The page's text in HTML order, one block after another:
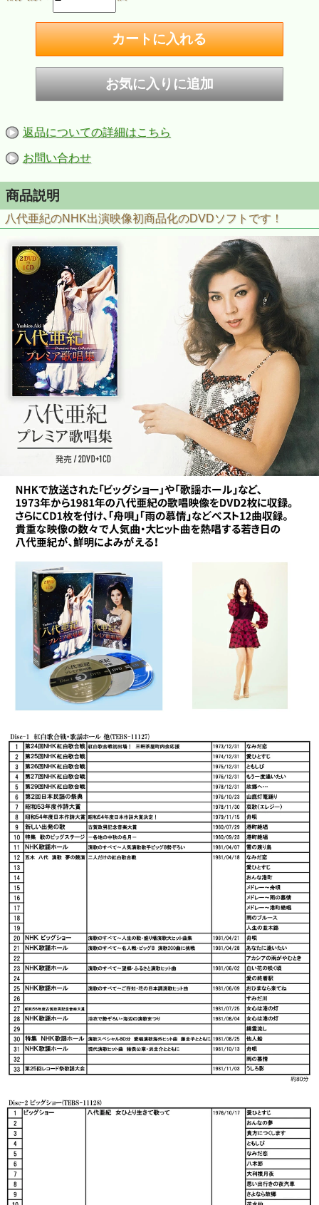
返品についての詳細はこちら
お問い合わせ
商品説明
八代亜紀のNHK出演映像初商品化のDVDソフトです！